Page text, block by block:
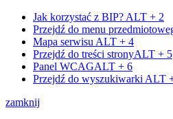
Jak korzystać z BIP? ALT + 2
Przejdź do menu
Mapa serwisu ALT + 4
Przejdź do treści stronyALT + 5
Panel WCAGALT + 6
Przejdź do wyszukiwarki ALT
zamknij